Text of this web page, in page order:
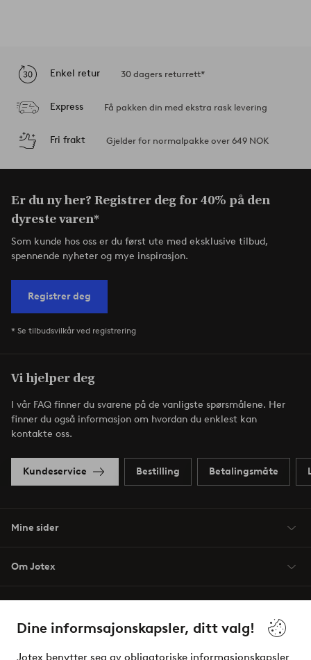
Dine informsajonskapsler, ditt valg!
Jotex benytter seg av obligatoriske informasjonskapsler
Enkel retur 30 dagers returrett*
Express Få pakken din med ekstra rask levering
Fri frakt Gjelder for normalpakke over 649 NOK
Er du ny her? Registrer deg for 40% på den
dyreste varen*
Som kunde hos oss er du først ute med eksklusive tilbud,
spennende nyheter og mye inspirasjon.
Registrer deg
* Se tilbudsvilkår ved registrering
Vi hjelper deg
I vår FAQ finner du svarene på de vanligste spørsmålene. Her
finner du også informasjon om hvordan du enklest kan
kontakte oss.
Kundeservice Bestilling Betalingsmåte
Mine sider
Om Jotex